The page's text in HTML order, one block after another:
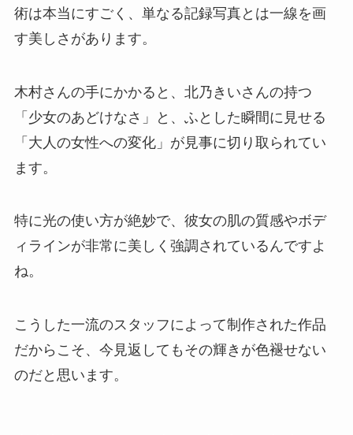
術は本当にすごく、単なる記録写真とは一線を画
す美しさがあります。
木村さんの手にかかると、北乃きいさんの持つ
「少女のあどけなさ」と、ふとした瞬間に見せる
「大人の女性への変化」が見事に切り取られてい
ます。
特に光の使い方が絶妙で、彼女の肌の質感やボデ
ィラインが非常に美しく強調されているんですよ
ね。
こうした一流のスタッフによって制作された作品
だからこそ、今見返してもその輝きが色褪せない
のだと思います。